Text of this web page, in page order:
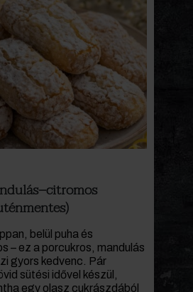
belül puha és
– ez a porcukros, mandulás
gyors kedvenc. Pár
sütési idővel készül,
egy olasz cukrászdából